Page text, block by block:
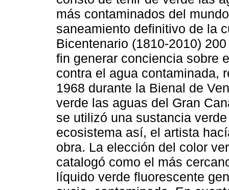
más contaminados del
saneamiento definitivo de la
Bicentenario (1810-2010)
fin generar conciencia sobre
contra el agua contaminada,
1968 durante la Bienal de
verde las aguas del Gran
se utilizó una sustancia
ecosistema así, el artista
obra. La elección del color
catalogó como el más
líquido verde fluorescente